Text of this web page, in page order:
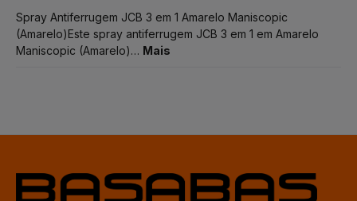
Spray Antiferrugem JCB 3 em 1 Amarelo Maniscopic
(Amarelo)Este spray antiferrugem JCB 3 em 1 em Amarelo
Maniscopic (Amarelo)… Mais